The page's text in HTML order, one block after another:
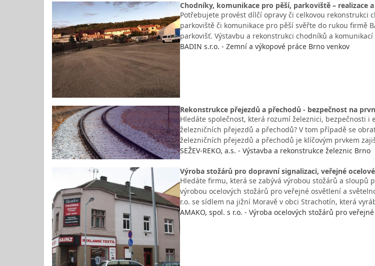
Chodníky, komunikace pro pěší, parkoviště – realizace
Potřebujete provést dílčí opravy či celkovou rekonstrukci
parkoviště či komunikace pro pěší svěřte do rukou firmě
parkovišť. Výstavbu a rekonstrukci chodníků a
BADIN s.r.o. - Zemní a výkopové práce Brno venkov
Rekonstrukce přejezdů a přechodů - bezpečnost na
Hledáte společnost, která rozumí železnici, bezpečnosti
železničních přejezdů a přechodů? V tom případě se
železničních přejezdů a přechodů je klíčovým prvkem
SEŽEV-REKO, a.s. - Výstavba a rekonstrukce železnic Brno
Výroba stožárů pro dopravní signalizaci, veřejné
Hledáte firmu, která se zabývá výrobou stožárů a
výrobou ocelových stožárů pro veřejné osvětlení a
r.o. se sídlem na jižní Moravě v obci Strachotín, která
AMAKO, spol. s r.o. - Výroba ocelových stožárů pro